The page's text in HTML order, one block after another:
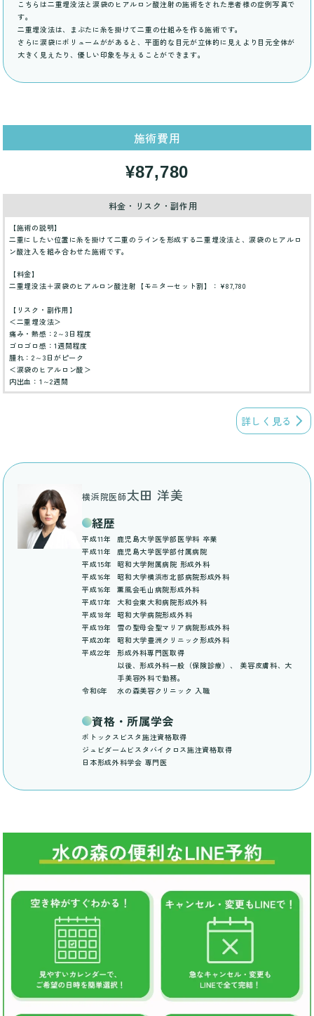
こちらは二重埋没法と涙袋のヒアルロン酸注射の施術をされた患者様の症例写真で
す。
二重埋没法は、まぶたに糸を掛けて二重の仕組みを作る施術です。
さらに涙袋にボリュームががあると、平面的な目元が立体的に見えより目元全体が
大きく見えたり、優しい印象を与えることができます。
施術費用
¥87,780
料金・リスク・副作用
【施術の説明】
二重にしたい位置に糸を掛けて二重のラインを形成する二重埋没法と、涙袋のヒアルロ
ン酸注入を組み合わせた施術です。
【料金】
二重埋没法＋涙袋のヒアルロン酸注射【モニターセット割】：¥87,780
【リスク・副作用】
＜二重埋没法＞
痛み・熱感：2～3日程度
ゴロゴロ感：1週間程度
腫れ：2～3日がピーク
＜涙袋のヒアルロン酸＞
内出血：1～2週間
詳しく見る
横浜院医師太田 洋美
経歴
平成11年
鹿児島大学医学部医学科 卒業
平成11年
鹿児島大学医学部付属病院
平成15年
昭和大学附属病院 形成外科
平成16年
昭和大学横浜市北部病院形成外科
平成16年
薫風会毛山病院形成外科
平成17年
大和会東大和病院形成外科
平成18年
昭和大学病院形成外科
平成19年
雪の聖母会聖マリア病院形成外科
平成20年
昭和大学豊洲クリニック形成外科
平成22年
形成外科専門医取得
以後、形成外科一般（保険診療）、 美容皮膚科、大
手美容外科で勤務。
令和6年
水の森美容クリニック 入職
資格・所属学会
ボトックスビスタ施注資格取得
ジュビダームビスタバイクロス施注資格取得
日本形成外科学会 専門医